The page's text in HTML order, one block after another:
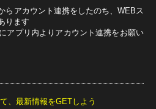
らアカウント連携をしたのち、WEBス
ります
アプリ内よりアカウント連携をお願い
、最新情報をGETしよう